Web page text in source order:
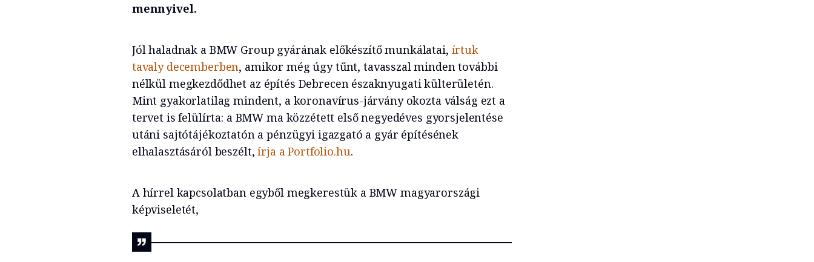
mennyivel.
Jól haladnak a BMW Group gyárának előkészítő munkálatai, írtuk
tavaly decemberben, amikor még úgy tűnt, tavasszal minden további
nélkül megkezdődhet az építés Debrecen északnyugati külterületén.
Mint gyakorlatilag mindent, a koronavírus-járvány okozta válság ezt a
tervet is felülírta: a BMW ma közzétett első negyedéves gyorsjelentése
utáni sajtótájékoztatón a pénzügyi igazgató a gyár építésének
elhalasztásáról beszélt,írja a Portfolio.hu.
A hírrel kapcsolatban egyből megkerestük a BMW magyarországi
képviseletét,